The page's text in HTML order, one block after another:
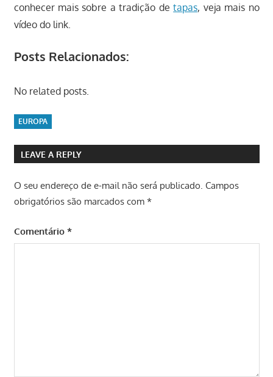
conhecer mais sobre a tradição detapas, veja mais no
vídeo do link.
Posts Relacionados:
No related posts.
EUROPA
LEAVE A REPLY
O seu endereço de e-mail não será publicado. Campos
obrigatórios são marcados com *
Comentário *